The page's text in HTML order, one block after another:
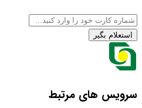
استعلام بگیر
سرویس های مرتبط